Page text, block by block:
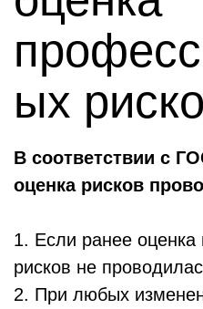
ых
В соответствии с
оценка рисков
1. Если ранее
рисков не
2. При любых